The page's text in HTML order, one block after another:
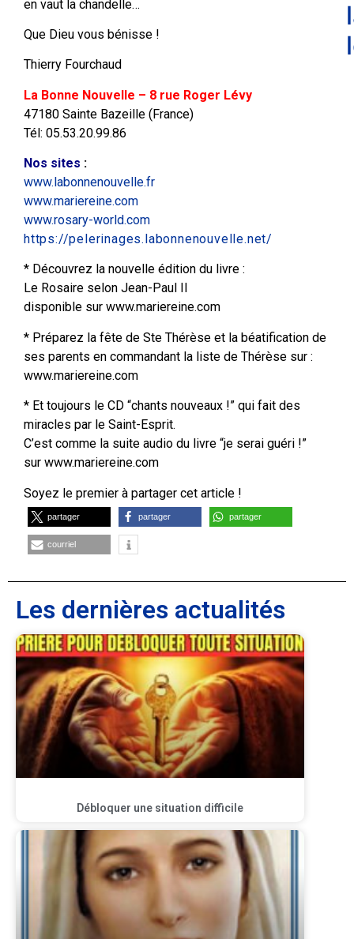
en vaut la chandelle…
Que Dieu vous bénisse !
Thierry Fourchaud
La Bonne Nouvelle – 8 rue Roger Lévy
47180 Sainte Bazeille (France)
Tél: 05.53.20.99.86
Nos sites :
www.labonnenouvelle.fr
www.mariereine.com
www.rosary-world.com
https://pelerinages.labonnenouvelle.net/
* Découvrez la nouvelle édition du livre :
Le Rosaire selon Jean-Paul II
disponible sur www.mariereine.com
* Préparez la fête de Ste Thérèse et la béatification de
ses parents en commandant la liste de Thérèse sur :
www.mariereine.com
* Et toujours le CD “chants nouveaux !” qui fait des
miracles par le Saint-Esprit.
C’est comme la suite audio du livre “je serai guéri !”
sur www.mariereine.com
Soyez le premier à partager cet article !
partager partager partager
courriel
Les dernières actualités
Débloquer une situation difficile